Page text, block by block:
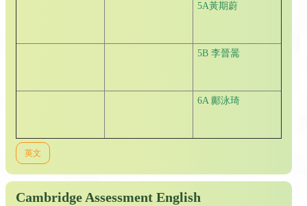
5A黃期蔚
5B 李晉暠
6A 鄺泳琦
英文
Cambridge Assessment English